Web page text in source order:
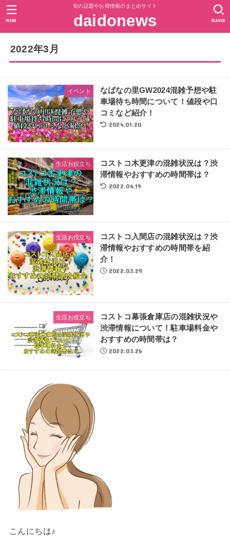
旬の話題やお得情報のまとめサイト
daidonews SEARCH
MENU
2022年3月
イベント
なばなの里GW2024混雑予想や駐
車場待ち時間について！値段や口
コミなど紹介！
2024.01.20
生活お役立ち
コストコ木更津の混雑状況は？渋
滞情報やおすすめの時間帯は？
2022.04.19
生活お役立ち
コストコ入間店の混雑状況は？渋
滞情報やおすすめの時間帯を紹
介！
2022.03.29
生活お役立ち
コストコ幕張倉庫店の混雑状況や
渋滞情報について！駐車場料金や
おすすめの時間帯は？
2022.03.26
こんにちは♪